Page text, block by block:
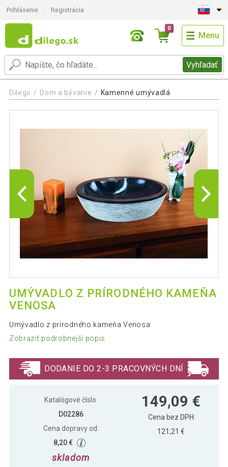
Prihlásenie Registrácia
Vyhľadať
0
Menu
Dilego Dom a bývanie Kamenné umývadlá
UMÝVADLO Z PRÍRODNÉHO KAMEŇA
VENOSA
Umývadlo z prírodného kameňa Venosa
Zobraziť podrobnejší popis
DODANIE DO 2-3 PRACOVNÝCH DNÍ
Katalógové číslo:
D02286
Cena dopravy od:
8,20 €
skladom
149,09 €
Cena bez DPH
121,21 €